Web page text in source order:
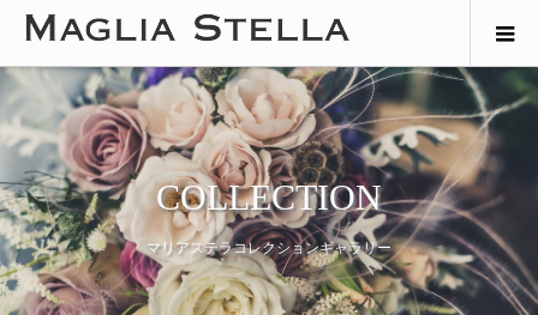
COLLECTION
マリアステラコレクションギャラリー